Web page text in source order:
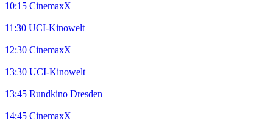
10:15 CinemaxX
11:30 UCI-Kinowelt
12:30 CinemaxX
13:30 UCI-Kinowelt
13:45 Rundkino Dresden
14:45 CinemaxX